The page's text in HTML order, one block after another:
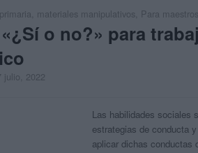
materiales manipulativos Para
o no?» para
julio, 2022
Las habilidades sociales
estrategias de conducta
aplicar dichas conductas